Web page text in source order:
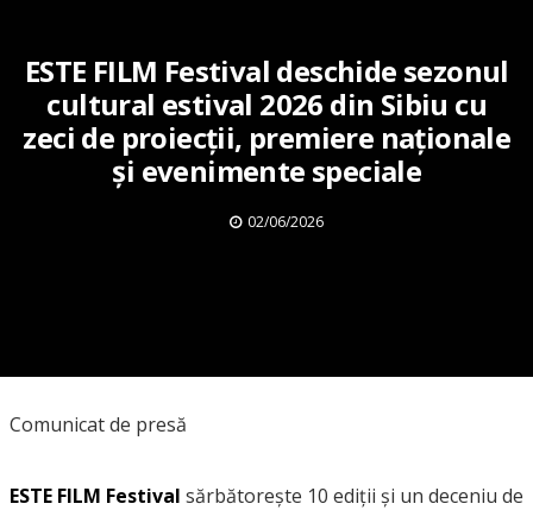
ESTE FILM Festival deschide sezonul
cultural estival 2026 din Sibiu cu
zeci de proiecții, premiere naționale
și evenimente speciale
02/06/2026
Comunicat de presă
ESTE FILM Festival sărbătorește 10 ediții și un deceniu de